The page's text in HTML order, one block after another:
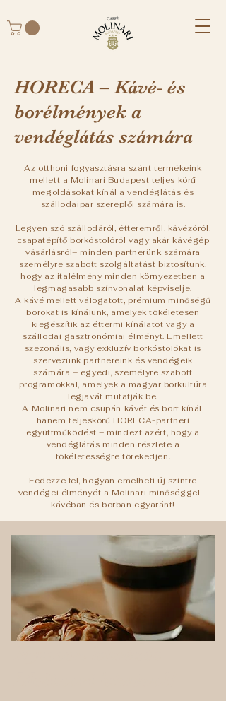
HORECA – Kávé- és
borélmények a
vendéglátás számára
Az otthoni fogyasztásra szánt termékeink
mellett a Molinari Budapest teljes körű
megoldásokat kínál a vendéglátás és
szállodaipar szereplői számára is.
Legyen szó szállodáról, étteremről, kávézóról,
csapatépítő borkóstolóról vagy akár kávégép
vásárlásról– minden partnerünk számára
személyre szabott szolgáltatást biztosítunk,
hogy az italélmény minden környezetben a
legmagasabb színvonalat képviselje.
A kávé mellett válogatott, prémium minőségű
borokat is kínálunk, amelyek tökéletesen
kiegészítik az éttermi kínálatot vagy a
szállodai gasztronómiai élményt. Emellett
szezonális, vagy exkluzív borkóstolókat is
szervezünk partnereink és vendégeik
számára – egyedi, személyre szabott
programokkal, amelyek a magyar borkultúra
legjavát mutatják be.
A Molinari nem csupán kávét és bort kínál,
hanem teljeskörű HORECA-partneri
együttműködést – mindezt azért, hogy a
vendéglátás minden részlete a
tökéletességre törekedjen.
Fedezze fel, hogyan emelheti új szintre
vendégei élményét a Molinari minőséggel –
kávéban és borban egyaránt!